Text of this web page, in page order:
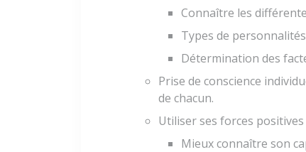
Connaître les
Types de
Détermination des
Prise de conscience
de chacun.
Utiliser ses forces positives
Mieux connaître son